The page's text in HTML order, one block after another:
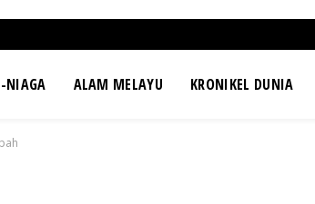
NIAGA ALAM MELAYU KRONIKEL DUNIA